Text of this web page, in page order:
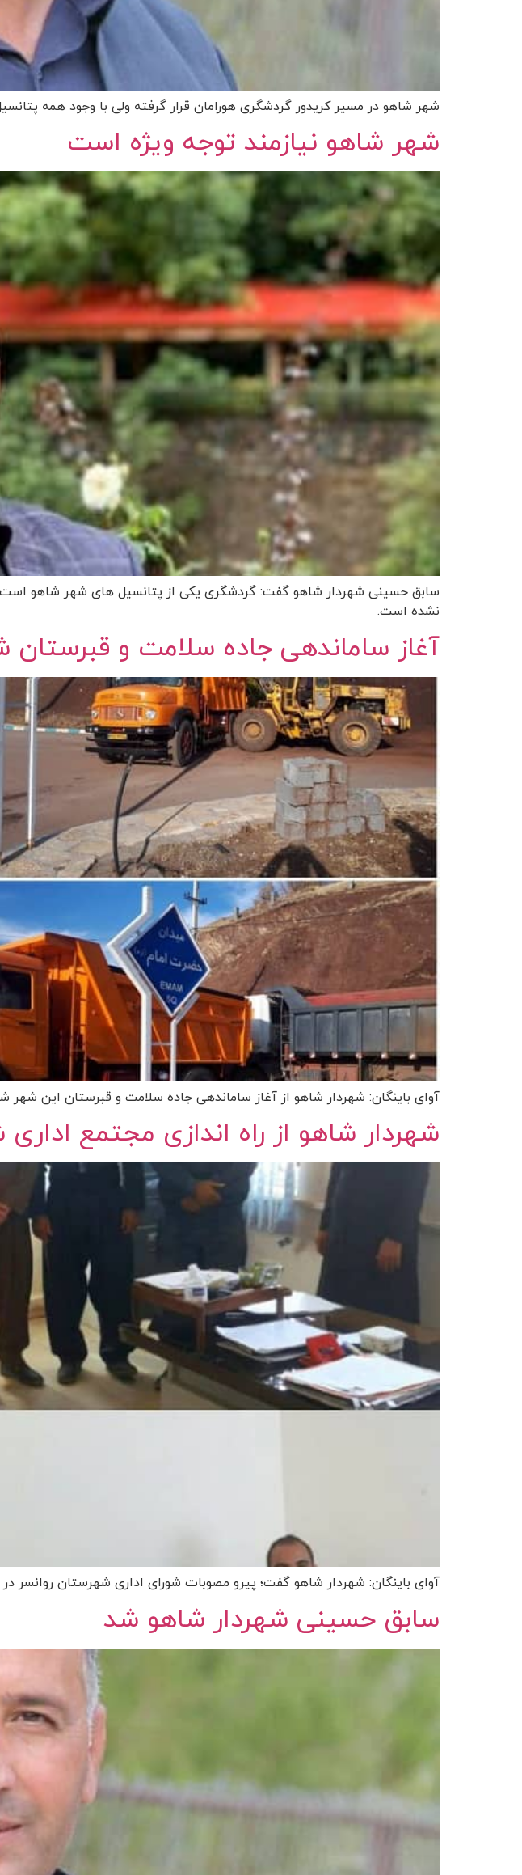
شهر شاهو در مسیر کریدور گردشگری هورامان قرار گرفته ولی با وجود همه
شهر شاهو نیازمند توجه ویژه است
سابق حسینی شهردار شاهو گفت: گردشگری یکی از پتانسیل های شهر شاهو است
نشده است.
آغاز ساماندهی جاده سلامت و
آوای باینگان: شهردار شاهو از آغاز ساماندهی جاده سلامت و قبرستان این
شهردار شاهو از راه اندازی مجتمع اداری شاهو خبر
آوای باینگان: شهردار شاهو گفت؛ پیرو مصوبات شورای اداری شهرستان روانسر
سابق حسینی شهردار شاهو شد